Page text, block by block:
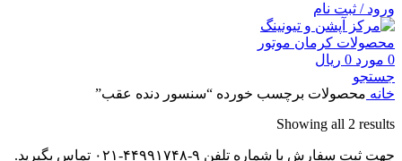
ورود / ثبت نام
0 مورد 0 ریال
جستجو
خانه محصولات برچسب خورده “سنسور دنده عقب”
Showing all 2 results
جهت ثبت سفارش با شماره تلفن ۹-۴۴۹۹۱۷۴۸-۰۲۱ تماس بگیرید.